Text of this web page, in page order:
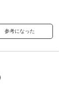
参考になった